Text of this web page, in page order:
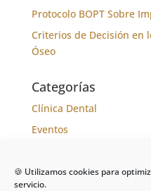
🍪 Utilizamos cookies para
servicio.
Protocolo BOPT Sobre
Criterios de Decisión en
Óseo
Categorías
Clínica Dental
Eventos
Noticias